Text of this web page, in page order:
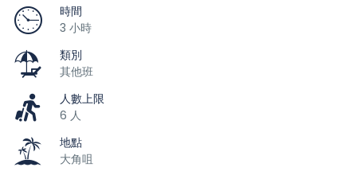
時間
3 小時
類別
其他班
人數上限
6 人
地點
大角咀